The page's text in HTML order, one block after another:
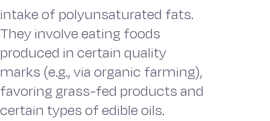
intake of polyunsaturated fats.
They involve eating foods
produced in certain quality
marks (e.g., via organic farming),
favoring grass-fed products and
certain types of edible oils.